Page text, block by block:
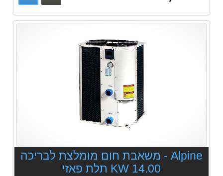
Alpine - משאבת חום מומלצת לבריכה
14.00 KW תלת פאזי